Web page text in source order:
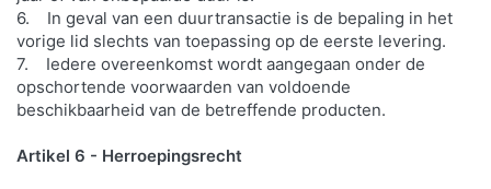
6. In geval van een duurtransactie is de bepaling in het
vorige lid slechts van toepassing op de eerste levering.
7. Iedere overeenkomst wordt aangegaan onder de
opschortende voorwaarden van voldoende
beschikbaarheid van de betreffende producten.
Artikel 6 - Herroepingsrecht